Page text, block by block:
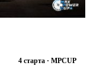
4 старта · MPCUP